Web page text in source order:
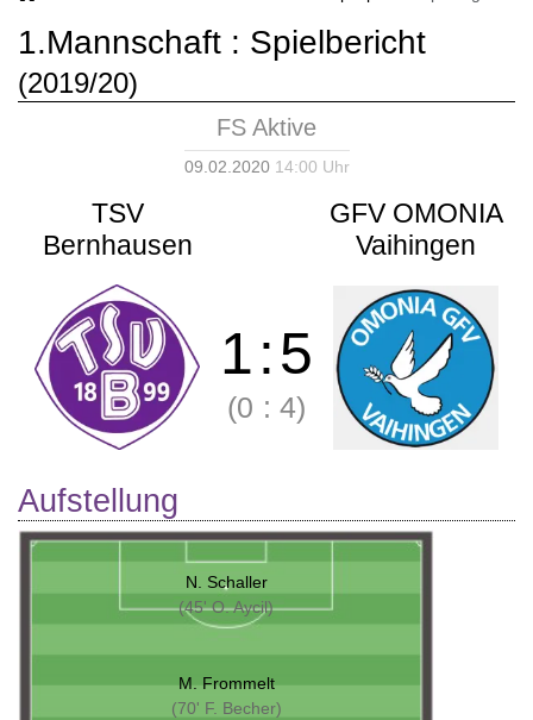
1.Mannschaft : Spielbericht
(2019/20)
FS Aktive
09.02.2020 14:00 Uhr
TSV
Bernhausen
GFV OMONIA
Vaihingen
1:5
(0 : 4)
Aufstellung
N. Schaller
(45' O. Aycil)
M. Frommelt
(70' F. Becher)